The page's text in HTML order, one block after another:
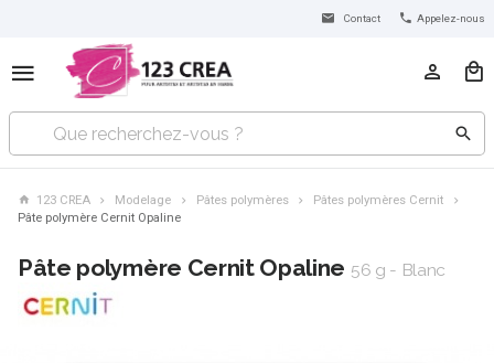
Contact Appelez-nous
123 CREA Modelage Pâtes polymères
Pâtes polymères Cernit
Pâte polymère Cernit Opaline
Pâte polymère Cernit Opaline 56 g - Blanc